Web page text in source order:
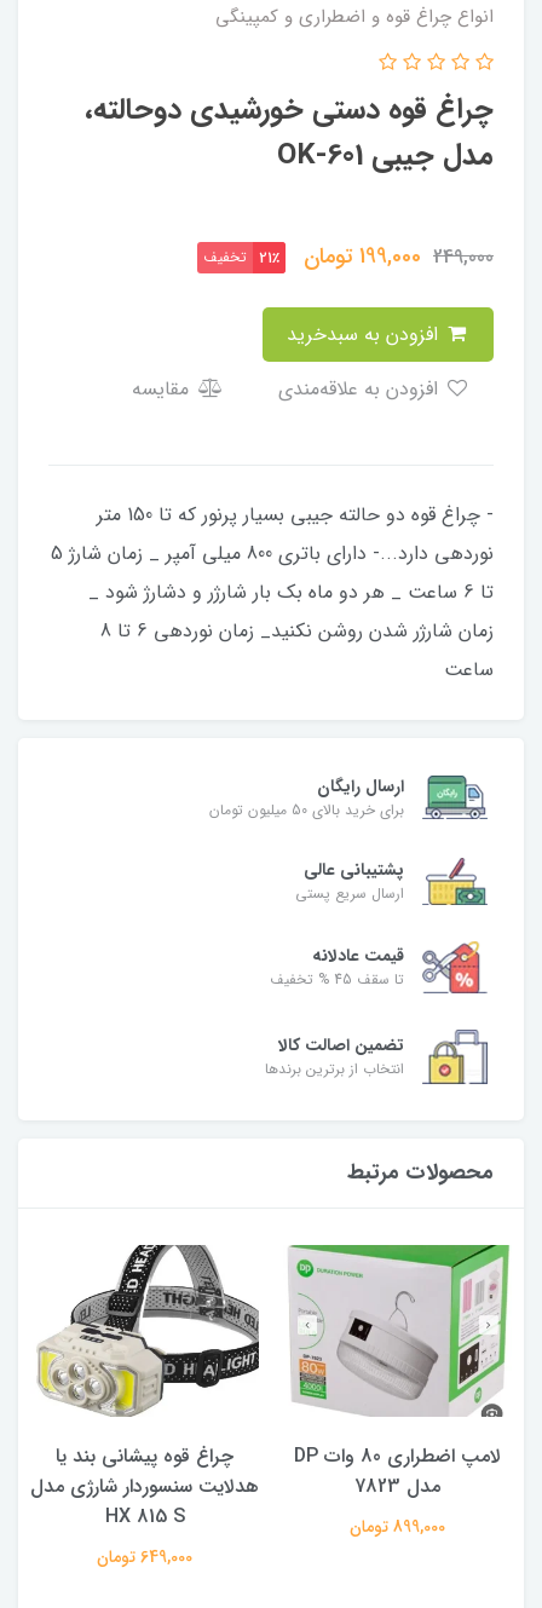
انواع چراغ قوه و اضطراری و کمپینگی
چراغ قوه دستی خورشیدی دوحالته،
مدل جیبی OK-601
249,000
199,000تومان 21٪ تخفیف
مقایسه
- چراغ قوه دو حالته جیبی بسیار پرنور که تا 150 متر
نوردهی دارد...- دارای باتری 800 میلی آمپر _ زمان شارژ 5
تا 6 ساعت _ هر دو ماه بک بار شارژر و دشارژ شود _
زمان شارژر شدن روشن نکنید_ زمان نوردهی 6 تا 8
ساعت
ارسال رایگان
برای خرید بالای 50 میلیون تومان
پشتیبانی عالی
ارسال سریع پستی
قیمت عادلانه
تا سقف 45 % تخفیف
تضمین اصالت کالا
انتخاب از برترین برندها
محصولات مرتبط
لامپ اضطراری 80 وات DP
مدل 7823
899,000 تومان
چراغ قوه پیشانی بند یا
هدلایت سنسوردار شارژی مدل
HX 815 S
649,000 تومان